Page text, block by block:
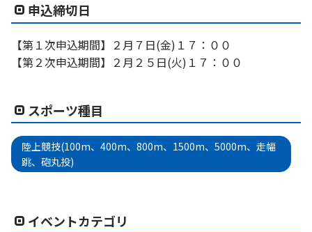
申込締切日
【第１次申込期間】２月７日(金)１７：００
【第２次申込期間】２月２５日(火)１７：００
スポーツ種目
陸上競技(100m、400m、800m、1500m、5000m、走幅
跳、砲丸投)
イベントカテゴリ